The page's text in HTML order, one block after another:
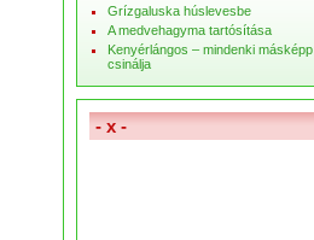
Grízgaluska húslevesbe
A medvehagyma tartósítása
Kenyérlángos – mindenki másképp
csinálja
- x -